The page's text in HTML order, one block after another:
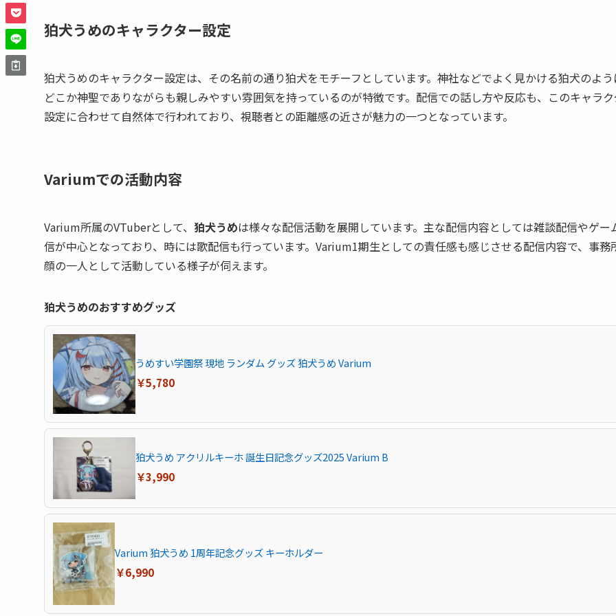
狛犬うめのキャラクター設定
狛犬うめのキャラクター設定は、その名前の通り狛犬をモチーフとしています。神社などでよく見かける狛犬のよう
どこか神聖でありながらも親しみやすい雰囲気を持っているのが特徴です。配信での話し方や反応も、このキャラク
設定に合わせて自然体で行われており、視聴者との距離感の近さが魅力の一つとなっています。
Variumでの活動内容
Varium所属のVTuberとして、 狛犬うめは様々な配信活動を展開しています。主な配信内容としては雑談配信やゲー
信が中心となっており、時には歌配信も行っています。Varium1期生としての責任感も感じさせる配信内容で、事務
顔の一人として活動している様子が伺えます。
狛犬うめのおすすめグッズ
うめすい学園祭 現地 ランダム グッズ 狛犬うめ Varium
￥5,780
狛犬うめ アクリルキーホ 誕生日記念グッズ2025 Varium B
￥3,990
Varium 狛犬うめ 1周年記念グッズ キーホルダー
￥6,990